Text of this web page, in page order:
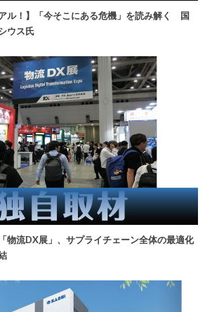
ル！】「今そこにある危機」を読み解く 国
ウス氏
物流DX展」、サプライチェーン全体の最適化